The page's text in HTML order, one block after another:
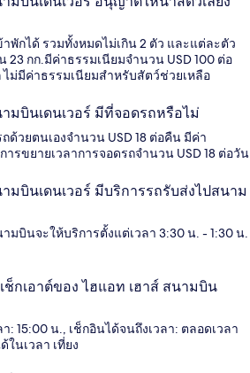
พักได้ รวมทั้งหมดไม่เกิน 2 ตัว และแต่ละตัว
23 กก.มีค่าธรรมเนียมจำนวน USD 100 ต่อ
ไม่มีค่าธรรมเนียมสำหรับสัตว์ช่วยเหลือ
มบินเดนเวอร์ มีที่จอดรถหรือไม่
ด้วยตนเองจำนวน USD 18 ต่อคืน มีค่า
รขยายเวลาการจอดรถจำนวน USD 18 ต่อวัน
มบินเดนเวอร์ มีบริการรถรับส่งไปสนาม
มบินจะให้บริการตั้งแต่เวลา 3:30 น. - 1:30 น.
ช็กเอาต์ของ ไฮแอท เฮาส์ สนามบิน
: 15:00 น., เช็กอินได้จนถึงเวลา: ตลอดเวลา
ในเวลา เที่ยง